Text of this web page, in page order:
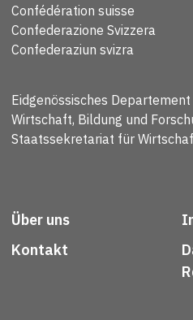
Confédération suisse
Confederazione Svizzera
Confederaziun svizra
Eidgenössisches
Wirtschaft, Bildung und
Staatssekretariat für
Über uns
Kontakt